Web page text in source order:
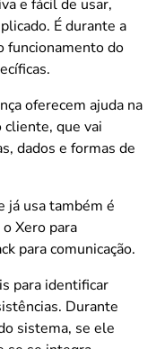
e fácil de usar,
É durante a
funcionamento do
oferecem ajuda na
cliente, que vai
dados e formas de
já usa também é
Xero para
para comunicação.
para identificar
Durante
sistema, se ele